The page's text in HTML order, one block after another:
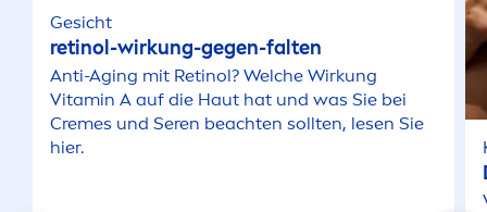
Gesicht
retinol-wirkung-gegen-falten
Anti-Aging mit Retinol? Welche Wirkung
Vitamin A auf die Haut hat und was Sie bei
Cremes und Seren beachten sollten, lesen Sie
hier.